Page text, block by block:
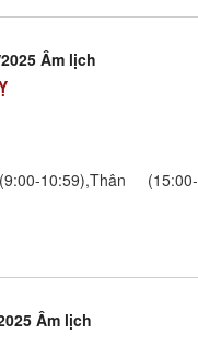
Âm lịch
10:59),Thân (15:00-
Âm lịch